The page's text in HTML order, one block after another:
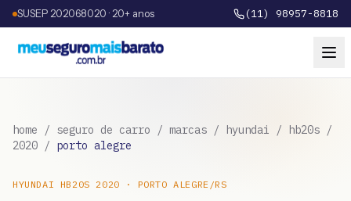
SUSEP 202068020 · 20+ anos (11) 98957-8818
home / seguro de carro / marcas / hyundai / hb20s /
2020 / porto alegre
HYUNDAI HB20S 2020 · PORTO ALEGRE /RS